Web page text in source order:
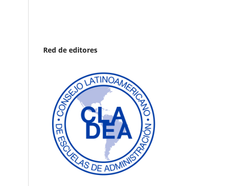
Red de editores